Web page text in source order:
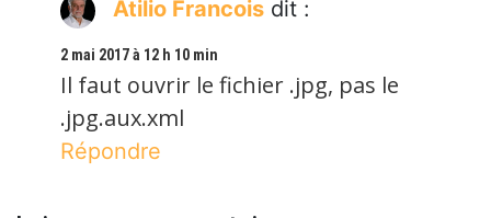
Atilio Francois dit :
2 mai 2017 à 12 h 10 min
Il faut ouvrir le fichier .jpg, pas le
.jpg.aux.xml
Répondre